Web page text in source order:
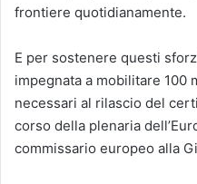
frontiere quotidianamente.
E per sostenere questi
impegnata a mobilitare 100
necessari al rilascio del
corso della plenaria
commissario europeo alla